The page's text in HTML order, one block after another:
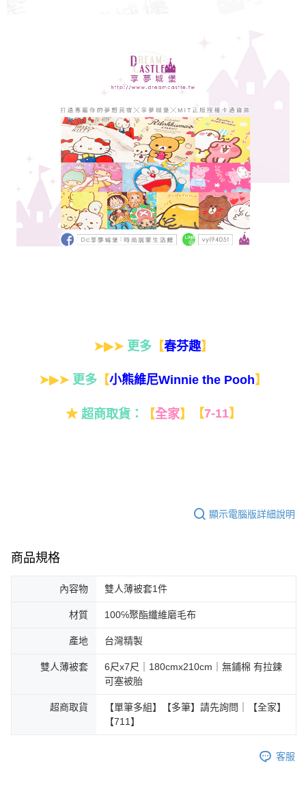
➤▶➤ 更多【春芬趣】
➤▶➤ 更多 【小熊維尼Winnie the Pooh】
★ 超商取貨： 【全家】 【7-11】
顯示電腦版詳細說明
商品規格
內容物 雙人薄被套1件
材質 100℅聚酯纖維磨毛布
產地 台灣精製
雙人薄被套
6尺x7尺｜180cmx210cm｜無鋪棉 有拉鍊
可塞被胎
超商取貨
【單筆多組】【多筆】請先詢問｜【全家】
【711】
客服